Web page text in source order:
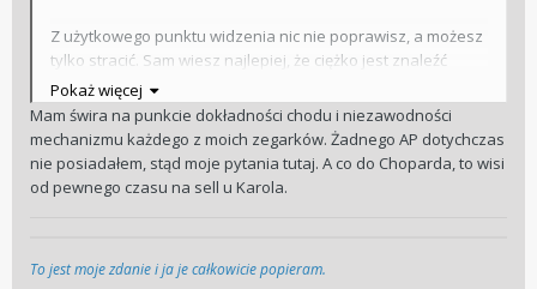
Z użytkowego punktu widzenia nic nie poprawisz, a możesz
tylko stracić. Sam wiesz najlepiej, że ciężko jest znaleźć
zegarek z mechanizmem tak dokładnym i nie do zajechania
jak w Rolexie. Musisz sobie odpowiedzieć na pytanie "co
zyskujesz" kupując AP. Jeśli tylko tzw. większy prestiż, to
moim zdaniem nie warto, tym bardziej jeżeli jesteś
zwolennikiem precyzji i niezawodności, jaką daje Rolex.
Gdyby okazało się, że AP pod tymi względami nie będzie
P.s.
Pokaż więcej
Mam świra na punkcie dokładności chodu i niezawodności
mechanizmu każdego z moich zegarków. Żadnego AP dotychczas
nie posiadałem, stąd moje pytania tutaj. A co do Choparda, to wisi
od pewnego czasu na sell u Karola.
To jest moje zdanie i ja je całkowicie popieram.